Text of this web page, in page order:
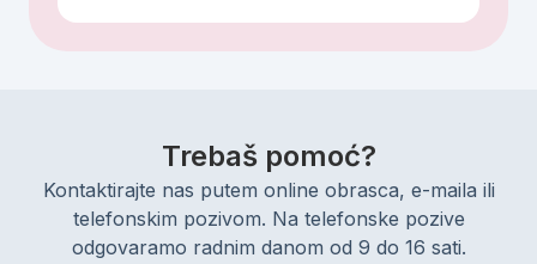
Trebaš pomoć?
Kontaktirajte nas putem online obrasca, e-maila ili
telefonskim pozivom. Na telefonske pozive
odgovaramo radnim danom od 9 do 16 sati.